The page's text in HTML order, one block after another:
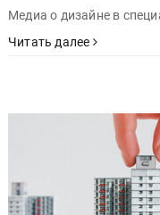
Медиа о дизайне в
Читать далее